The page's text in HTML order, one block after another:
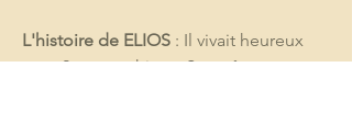
L'histoire de ELIOS : Il vivait heureux
avec 2 autres chiens. Sa maîtresse est